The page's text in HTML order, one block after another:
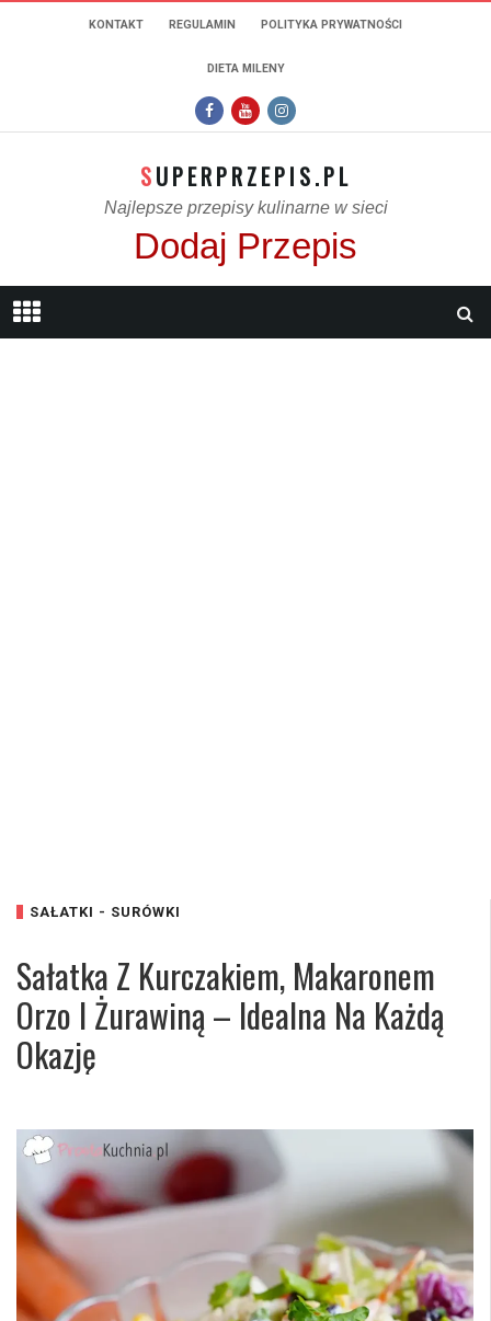
KONTAKT REGULAMIN POLITYKA PRYWATNOŚCI
DIETA MILENY
SUPERPRZEPIS.PL
Najlepsze przepisy kulinarne w sieci
Dodaj Przepis
SAŁATKI - SURÓWKI
Sałatka Z Kurczakiem, Makaronem
Orzo I Żurawiną – Idealna Na Każdą
Okazję